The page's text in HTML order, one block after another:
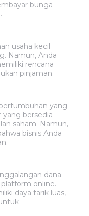
bunga
usaha kecil
Namun, Anda
rencana
pinjaman.
yang
bersedia
saham. Namun,
bisnis Anda
dana
online.
daya tarik luas,